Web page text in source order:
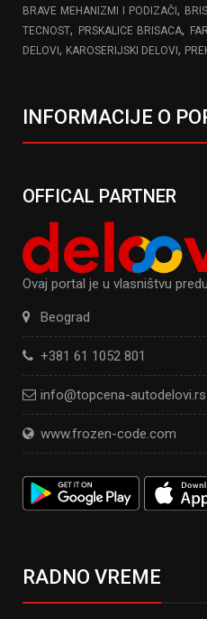
BRAVE MEHANIZMI I PODIZAČI,
TECNOST, PRSKALICE BRISACA,
DELOVI, KAROSERIJSKI DELOVI,
INFORMACIJE O
OFFICAL PARTNER
Ovaj portal je u vlasništvu
Beograd
+381 61 1052 801
info@topcena-autodelovi.rs
www.frozen-code.com
RADNO VREME